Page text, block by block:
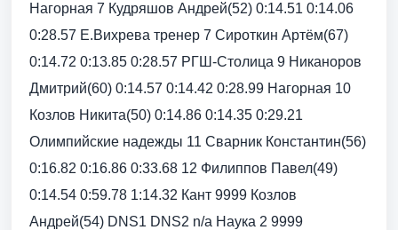
Нагорная 7 Кудряшов Андрей(52) 0:14.51 0:14.06
0:28.57 Е.Вихрева тренер 7 Сироткин Артём(67)
0:14.72 0:13.85 0:28.57 РГШ-Столица 9 Никаноров
Дмитрий(60) 0:14.57 0:14.42 0:28.99 Нагорная 10
Козлов Никита(50) 0:14.86 0:14.35 0:29.21
Олимпийские надежды 11 Сварник Константин(56)
0:16.82 0:16.86 0:33.68 12 Филиппов Павел(49)
0:14.54 0:59.78 1:14.32 Кант 9999 Козлов
Андрей(54) DNS1 DNS2 n/a Наука 2 9999